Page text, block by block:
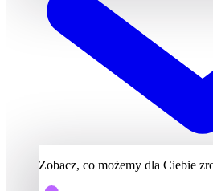
Zobacz, co możemy dla Ciebie